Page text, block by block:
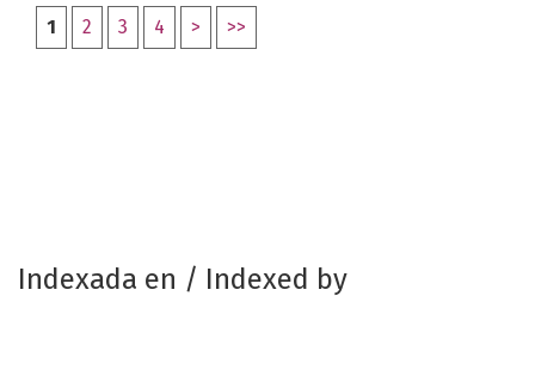
1 2 3 4 > >>
Indexada en / Indexed by